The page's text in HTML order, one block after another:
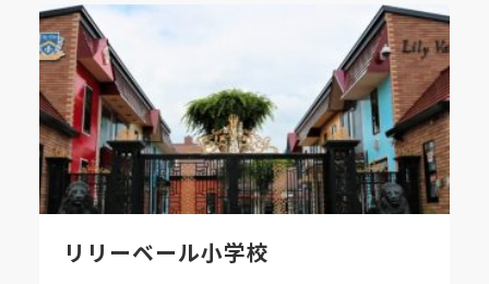
リリーベール小学校